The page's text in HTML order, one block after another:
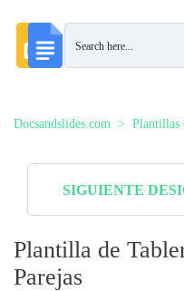
Docsandslides.com Plantillas
SIGUIENTE
Plantilla de
Parejas